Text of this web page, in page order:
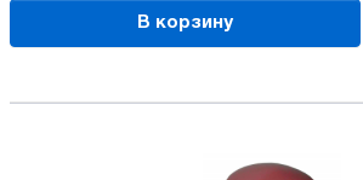
В корзину